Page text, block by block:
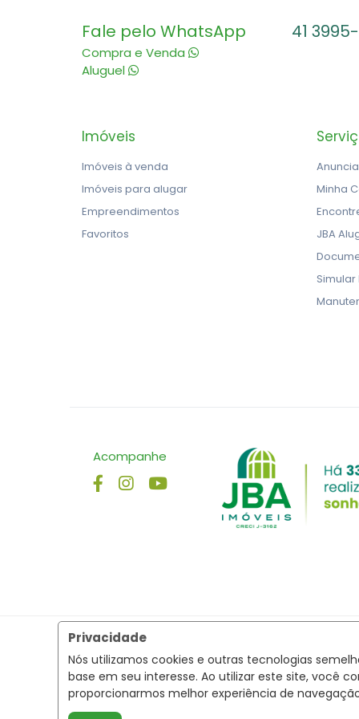
Privacidade
Nós utilizamos cookies e outras tecnologias
base em seu interesse. Ao utilizar este site, você
proporcionarmos melhor experiência de
Fale pelo WhatsApp
Compra e Venda
Aluguel
41
Imóveis
Imóveis à venda
Imóveis para alugar
Empreendimentos
Favoritos
Minha
JBA
Acompanhe